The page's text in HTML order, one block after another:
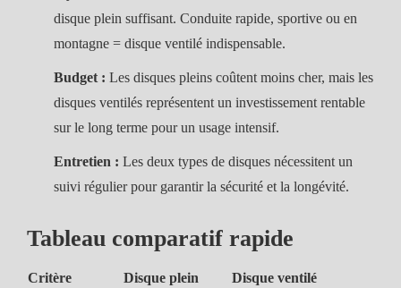
disque plein suffisant. Conduite rapide, sportive ou en
montagne = disque ventilé indispensable.
Budget : Les disques pleins coûtent moins cher, mais les
disques ventilés représentent un investissement rentable
sur le long terme pour un usage intensif.
Entretien : Les deux types de disques nécessitent un
suivi régulier pour garantir la sécurité et la longévité.
Tableau comparatif rapide
Critère Disque plein
Disque ventilé